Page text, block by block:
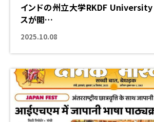
インドの州立大学RKDF University
スが開…
2025.10.08